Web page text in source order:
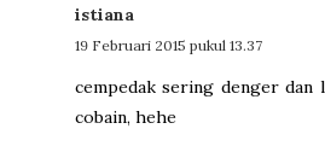
istiana
19 Februari 2015 pukul 13.37
cempedak sering denger dan
cobain, hehe